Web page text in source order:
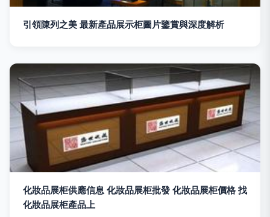
引領陳列之美 最新產品展示柜圖片鑒賞與深度解析
化妝品展柜供應信息 化妝品展柜批發 化妝品展柜價格 找
化妝品展柜產品上